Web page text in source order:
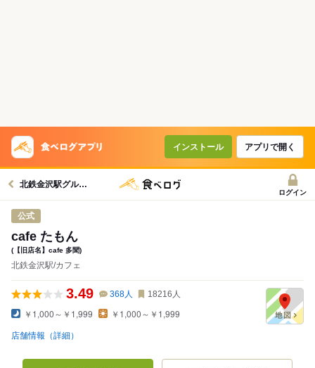
インストール アプリで開く
北鉄金沢駅グルメへ
ログイン
公式
cafe たもん
(【旧店名】cafe 多聞)
北鉄金沢駅/カフェ
3.49 368人 18216 人
￥1,000～￥1,999 ￥1,000～￥1,999
店舗情報（詳細）